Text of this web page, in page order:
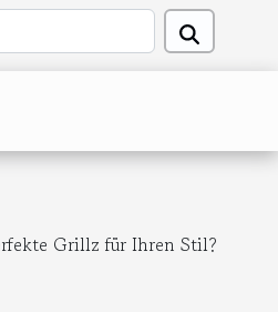
Grillz für Ihren Stil?